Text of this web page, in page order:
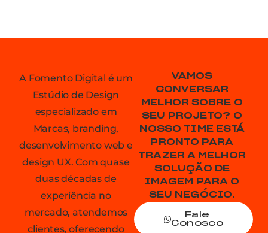
A Fomento Digital é um
Estúdio de Design
especializado em
Marcas, branding,
desenvolvimento web e
design UX. Com quase
duas décadas de
experiência no
mercado, atendemos
clientes, oferecendo
VAMOS
CONVERSAR
MELHOR SOBRE O
SEU PROJETO? O
NOSSO TIME ESTÁ
PRONTO PARA
TRAZER A MELHOR
SOLUÇÃO DE
IMAGEM PARA O
SEU NEGÓCIO.
Fale
Conosco